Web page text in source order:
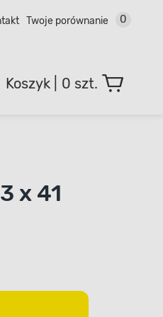
Twoje porównanie 0
0 szt.
x 41